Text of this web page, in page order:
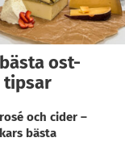
ost-
tipsar
och cider –
bästa